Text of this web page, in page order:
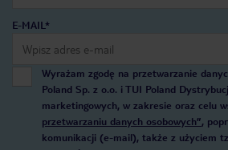
E-MAIL*
Wyrażam zgodę na przetwarzanie
Poland Sp. z o.o. i TUI Poland
marketingowych, w zakresie oraz celu
przetwarzaniu danych osobowych”,
komunikacji (e-mail), także z użyciem